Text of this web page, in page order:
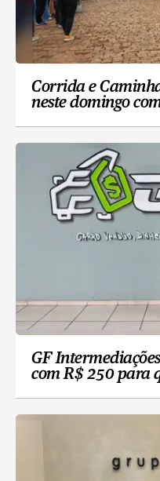
Corrida e
neste domingo
GF
com R$ 250 para